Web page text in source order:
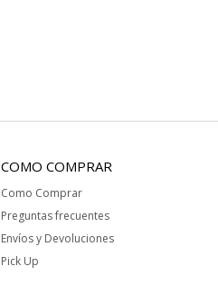
COMO COMPRAR
Como Comprar
Preguntas frecuentes
Envíos y Devoluciones
Pick Up